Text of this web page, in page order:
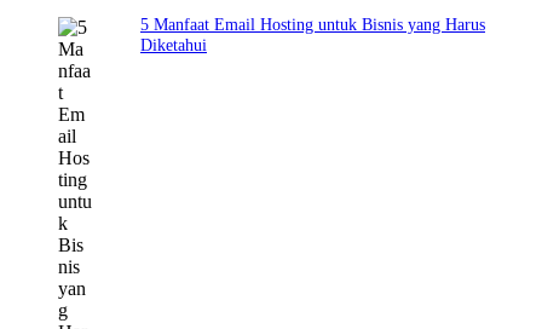
5 Manfaat Email Hosting untuk Bisnis yang Harus
Diketahui